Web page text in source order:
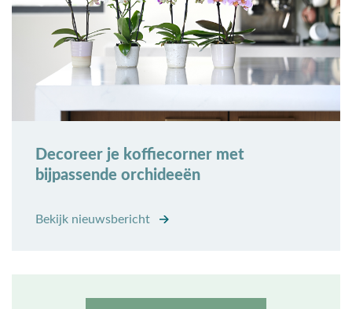
Decoreer je koffiecorner met
bijpassende orchideeën
Bekijk nieuwsbericht